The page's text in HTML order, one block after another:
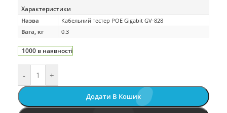
Характеристики
Назва
Кабельний тестер POE Gigabit GV-828
Вага, кг
0.3
1000 в наявності
- +
Додати В Кошик